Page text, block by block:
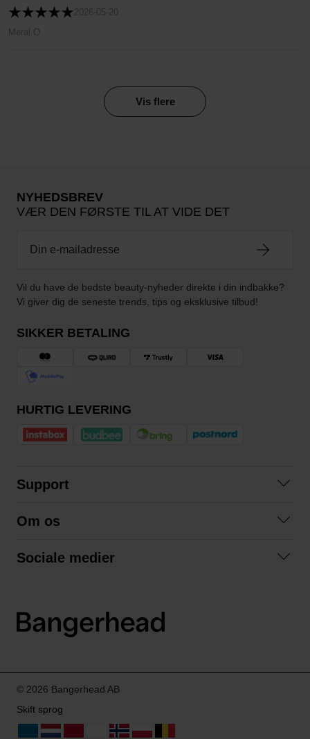
2026-05-20
Meral O
Vis flere
NYHEDSBREV
VÆR DEN FØRSTE TIL AT VIDE DET
Vil du have de bedste beauty-nyheder direkte i din indbakke?
Vi giver dig de seneste trends, tips og eksklusive tilbud!
SIKKER BETALING
HURTIG LEVERING
Support
Betingelser
Om os
Sociale medier
LinkedIn
© 2026 Bangerhead AB
Skift sprog